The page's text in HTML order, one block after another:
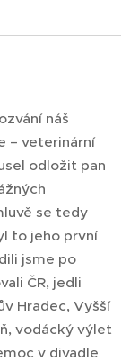
náš
– veterinární
odložit pan
se tedy
to jeho první
jsme po
ČR, jedli
Hradec, Vyšší
vodácký výlet
v divadle